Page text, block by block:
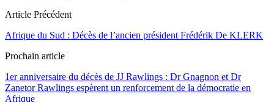
Article Précédent
Afrique du Sud : Décès de l’ancien président Frédérik De KLERK
Prochain article
1er anniversaire du décès de JJ Rawlings : Dr Gnagnon et Dr
Zanetor Rawlings espèrent un renforcement de la démocratie en
Afrique